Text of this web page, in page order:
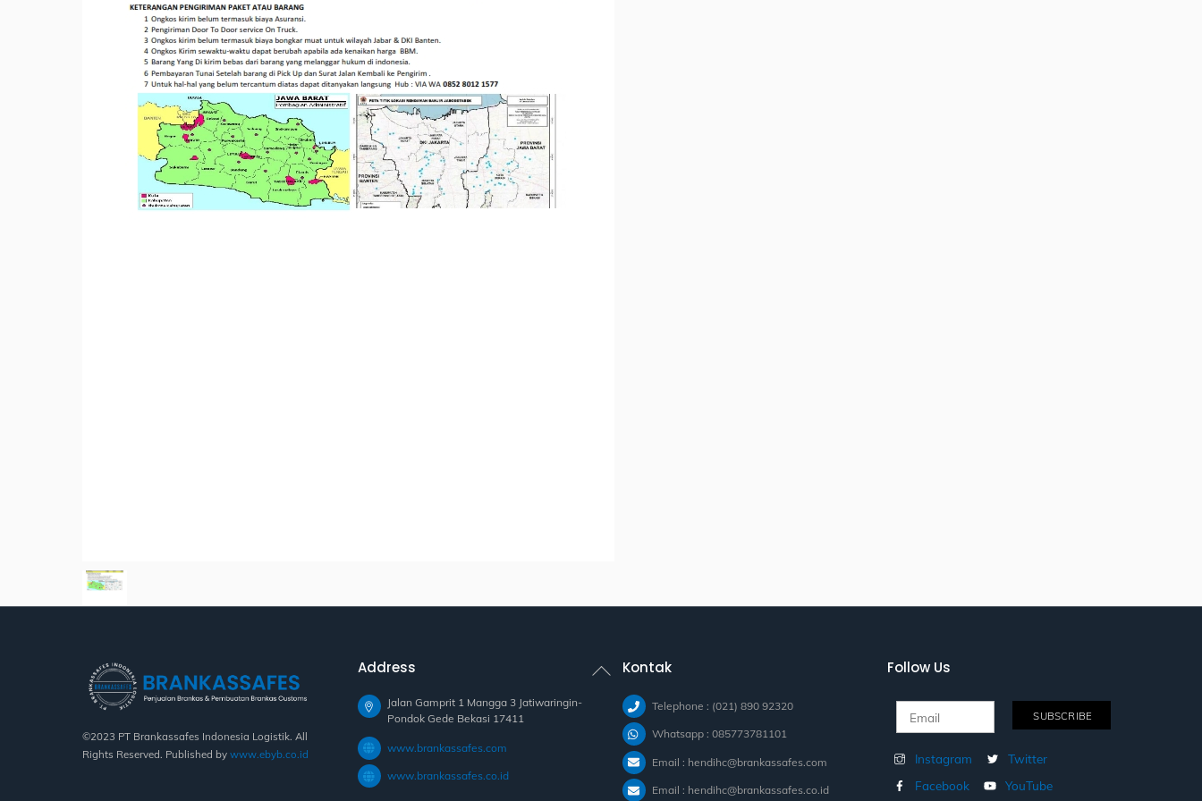
Back
©2023 PT Brankassafes Indonesia Logistik. All
Rights Reserved. Published by www.ebyb.co.id
Address
Jalan Gamprit 1 Mangga 3 Jatiwaringin-
Pondok Gede Bekasi 17411
www.brankassafes.com
www.brankassafes.co.id
Kontak
Telephone : (021) 890 92320
Whatsapp : 085773781101
Email : hendihc@brankassafes.com
Email : hendihc@brankassafes.co.id
Follow Us
Instagram
Twitter
Facebook
YouTube